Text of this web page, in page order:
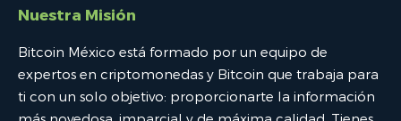
Nuestra Misión
Bitcoin México está formado por un equipo de
expertos en criptomonedas y Bitcoin que trabaja para
ti con un solo objetivo: proporcionarte la información